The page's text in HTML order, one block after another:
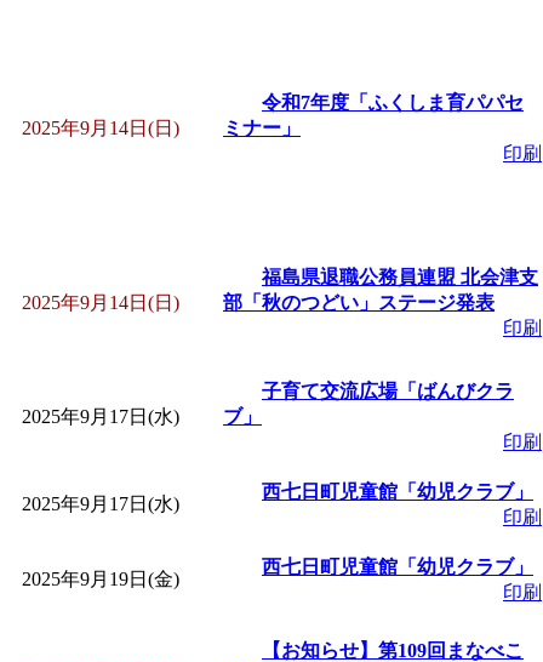
間：2026/08/10～
赤ちゃん交流広場
「みなづる号乗車体
de 健康づくり」
「堂島地区歴史ウオ
す」 受付期間：～
「みなづる号乗車体
de 健康づくり」
」
2025年9月14日(日)
令和7年度「ふくしま育パパセ
ミナー」
印刷
2025年9月14日(日)
福島県退職公務員連盟 北会津支
部「秋のつどい」ステージ発表
印刷
2025年9月17日(水)
子育て交流広場「ばんびクラ
ブ」
印刷
2025年9月17日(水)
西七日町児童館「幼児クラブ」
印刷
2025年9月19日(金)
西七日町児童館「幼児クラブ」
印刷
【お知らせ】第109回まなべこ